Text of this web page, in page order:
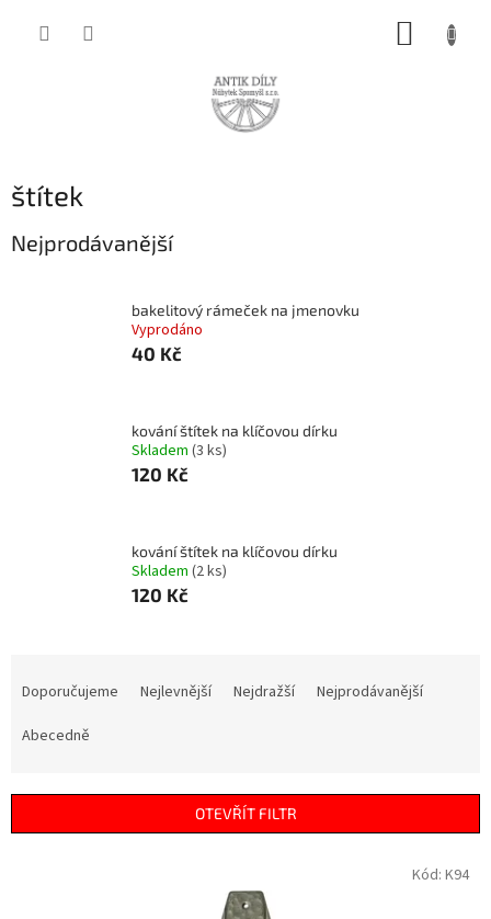
štítek
Nejprodávanější
bakelitový rámeček na jmenovku
Vyprodáno
40 Kč
kování štítek na klíčovou dírku
Skladem (3 ks)
120 Kč
kování štítek na klíčovou dírku
Skladem (2 ks)
120 Kč
r
Doporučujeme Nejlevnější Nejdražší
Nejprodávanější
Abecedně
OTEVŘÍT FILTR
Kód: K94